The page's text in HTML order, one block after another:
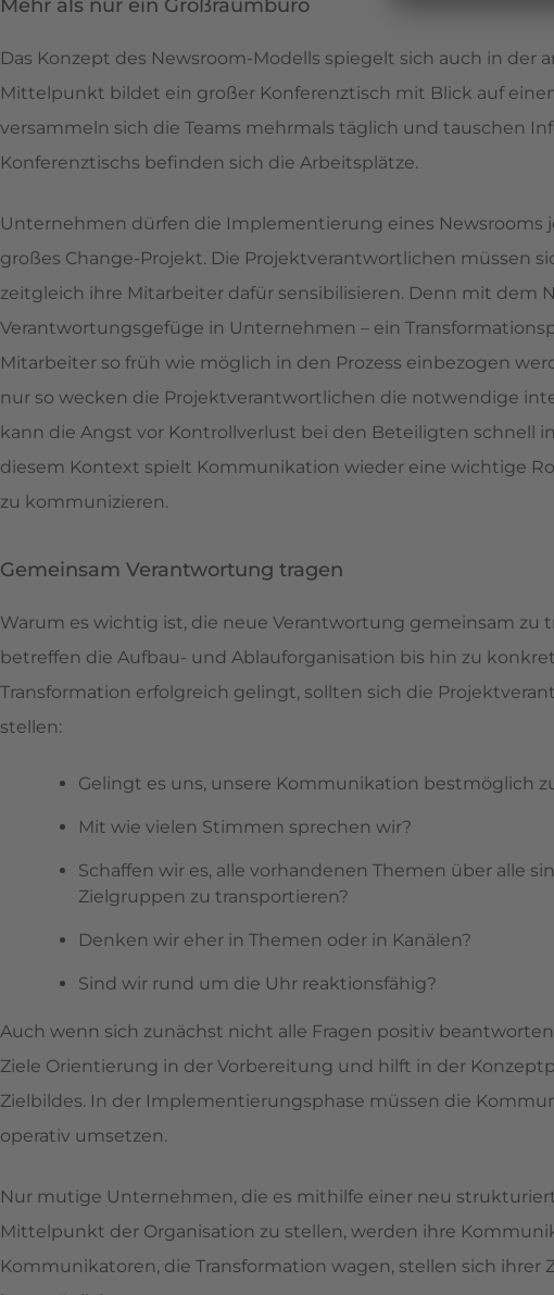
Mehr als nur ein Großraumbüro
Das Konzept des Newsroom-Modells spiegelt sich auch in
Mittelpunkt bildet ein großer Konferenztisch mit Blick auf
versammeln sich die Teams mehrmals täglich und tauschen
Konferenztischs befinden sich die Arbeitsplätze.
Unternehmen dürfen die Implementierung eines Newsrooms
großes Change-Projekt. Die Projektverantwortlichen müssen
zeitgleich ihre Mitarbeiter dafür sensibilisieren. Denn mit dem
Verantwortungsgefüge in Unternehmen – ein
Mitarbeiter so früh wie möglich in den Prozess einbezogen
nur so wecken die Projektverantwortlichen die notwendige
kann die Angst vor Kontrollverlust bei den Beteiligten schnell
diesem Kontext spielt Kommunikation wieder eine wichtige
zu kommunizieren.
Gemeinsam Verantwortung tragen
Warum es wichtig ist, die neue Verantwortung gemeinsam zu
betreffen die Aufbau- und Ablauforganisation bis hin zu
Transformation erfolgreich gelingt, sollten sich die
stellen:
Gelingt es uns, unsere Kommunikation bestmöglich
Mit wie vielen Stimmen sprechen wir?
Schaffen wir es, alle vorhandenen Themen über alle
Zielgruppen zu transportieren?
Denken wir eher in Themen oder in Kanälen?
Sind wir rund um die Uhr reaktionsfähig?
Auch wenn sich zunächst nicht alle Fragen positiv
Ziele Orientierung in der Vorbereitung und hilft in der
Zielbildes. In der Implementierungsphase müssen die
operativ umsetzen.
Nur mutige Unternehmen, die es mithilfe einer neu
Mittelpunkt der Organisation zu stellen, werden ihre
Kommunikatoren, die Transformation wagen, stellen sich ihrer